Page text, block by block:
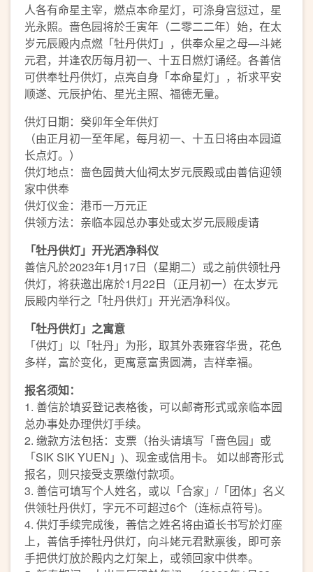
人各有命星主宰，燃点本命星灯，可涤身宫愆过，星
光永照。啬色园将於壬寅年（二零二二年）始，在太
岁元辰殿内点燃「牡丹供灯」，供奉众星之母—斗姥
元君，并逢农历每月初一、十五日燃灯诵经。各善信
可供奉牡丹供灯，点亮自身「本命星灯」，祈求平安
顺遂、元辰护佑、星光主照、福德无量。
供灯日期：癸卯年全年供灯
（由正月初一至年尾，每月初一、十五日将由本园道
长点灯。）
供灯地点：啬色园黄大仙祠太岁元辰殿或由善信迎领
家中供奉
供灯仪金：港币一万元正
供领方法：亲临本园总办事处或太岁元辰殿虔请
「牡丹供灯」开光洒净科仪
善信凡於2023年1月17日（星期二）或之前供领牡丹
供灯，将获邀出席於1月22日（正月初一）在太岁元
辰殿内举行之「牡丹供灯」开光洒净科仪。
「牡丹供灯」之寓意
「供灯」以「牡丹」为形，取其外表雍容华贵，花色
多样，富於变化，更寓意富贵圆满，吉祥幸福。
报名须知：
1. 善信於填妥登记表格後，可以邮寄形式或亲临本园
总办事处办理供灯手续。
2. 缴款方法包括：支票（抬头请填写「啬色园」或
「SIK SIK YUEN」)、现金或信用卡。 如以邮寄形式
报名，则只接受支票缴付款项。
3. 善信可填写个人姓名，或以「合家」/「团体」名义
供领牡丹供灯，字元不可超过6个（连标点符号)。
4. 供灯手续完成後，善信之姓名将由道长书写於灯座
上，善信手捧牡丹供灯，向斗姥元君默禀後，即可亲
手把供灯放於殿内之灯架上，或领回家中供奉。